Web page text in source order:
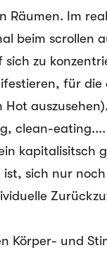
Räumen. Im
beim scrollen
zu
für
clean-eating....
kapitalisitsch
sich nur
Körper- und